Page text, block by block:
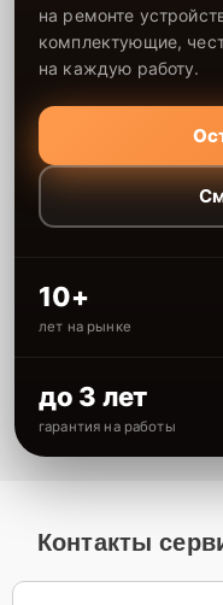
на ремонте
комплектующие,
на каждую работу.
10+
лет на рынке
до 3 лет
гарантия на работы
Контакты